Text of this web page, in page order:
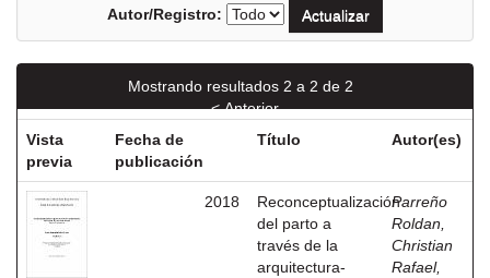
Autor/Registro:
Mostrando resultados 2 a 2 de 2
< Anterior
Vista
previa
Fecha de
publicación
Título Autor(es)
2018
Reconceptualización
del parto a
través de la
arquitectura-
Parreño
Roldan,
Christian
Rafael,